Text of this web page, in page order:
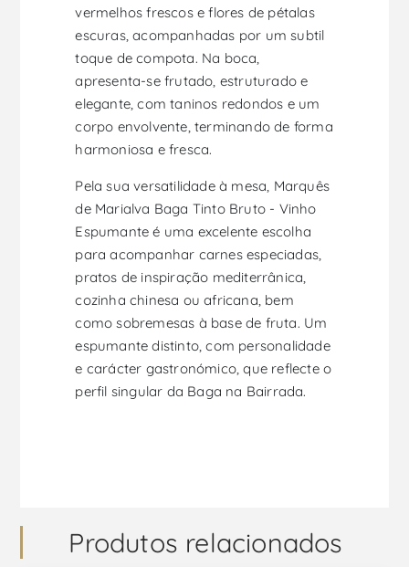
vermelhos frescos e flores de pétalas
escuras, acompanhadas por um subtil
toque de compota. Na boca,
apresenta-se frutado, estruturado e
elegante, com taninos redondos e um
corpo envolvente, terminando de forma
harmoniosa e fresca.
Pela sua versatilidade à mesa, Marquês
de Marialva Baga Tinto Bruto - Vinho
Espumante é uma excelente escolha
para acompanhar carnes especiadas,
pratos de inspiração mediterrânica,
cozinha chinesa ou africana, bem
como sobremesas à base de fruta. Um
espumante distinto, com personalidade
e carácter gastronómico, que reflecte o
perfil singular da Baga na Bairrada.
Produtos relacionados